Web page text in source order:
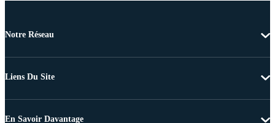
Notre Réseau
Liens Du Site
En Savoir Davantage